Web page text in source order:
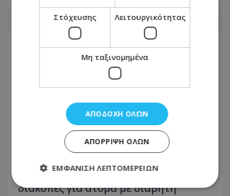
Χρήσιμες οδηγίες για ασφαλείς
διακοπές για άτομα με διαβήτη
Στόχευσης Λειτουργικότητας
Μη ταξινομημένα
ΑΠΟΔΟΧΉ ΌΛΩΝ
ΑΠΌΡΡΙΨΗ ΌΛΩΝ
ΕΜΦΆΝΙΣΗ ΛΕΠΤΟΜΕΡΕΙΏΝ